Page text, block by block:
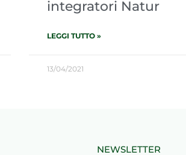
integratori Natur
LEGGI TUTTO »
13/04/2021
NEWSLETTER